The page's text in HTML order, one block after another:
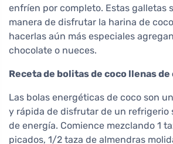
enfríen por completo. Estas galletas
manera de disfrutar la harina de
hacerlas aún más especiales
chocolate o nueces.
Receta de bolitas de coco llenas
Las bolas energéticas de coco son
y rápida de disfrutar de un refrigerio
de energía. Comience mezclando 1
picados, 1/2 taza de almendras